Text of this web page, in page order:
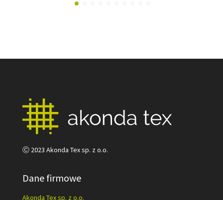
Ⓒ 2023 Akonda Tex sp. z o.o.
Dane firmowe
Akonda Tex sp. z o.o.